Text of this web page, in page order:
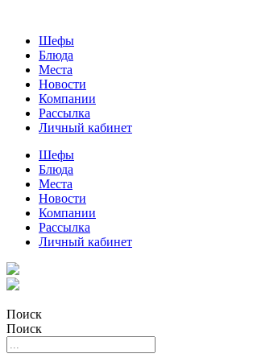
Шефы
Блюда
Места
Новости
Компании
Рассылка
Личный кабинет
Шефы
Блюда
Места
Новости
Компании
Рассылка
Личный кабинет
Поиск
Поиск